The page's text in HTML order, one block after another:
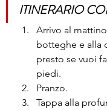
ITINERARIO
Arrivo al
botteghe e alla
presto se vuoi
piedi.
Pranzo.
Tappa alla